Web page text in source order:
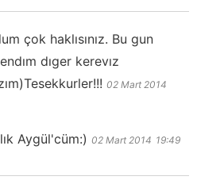
çok haklısınız. Bu gun
dıger kerevız
02 Mart 2014
Aygül'cüm:) 02 Mart 2014 19:49